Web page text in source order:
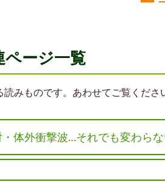
ページ一覧
みものです。あわせてご覧くださ
体外衝撃波…それでも変わら